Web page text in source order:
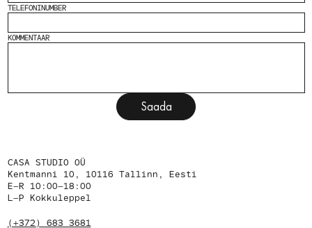
TELEFONINUMBER
KOMMENTAAR
Saada
CASA STUDIO OÜ
Kentmanni 10, 10116 Tallinn, Eesti
E–R 10:00–18:00
L–P Kokkuleppel
(+372) 683 3681